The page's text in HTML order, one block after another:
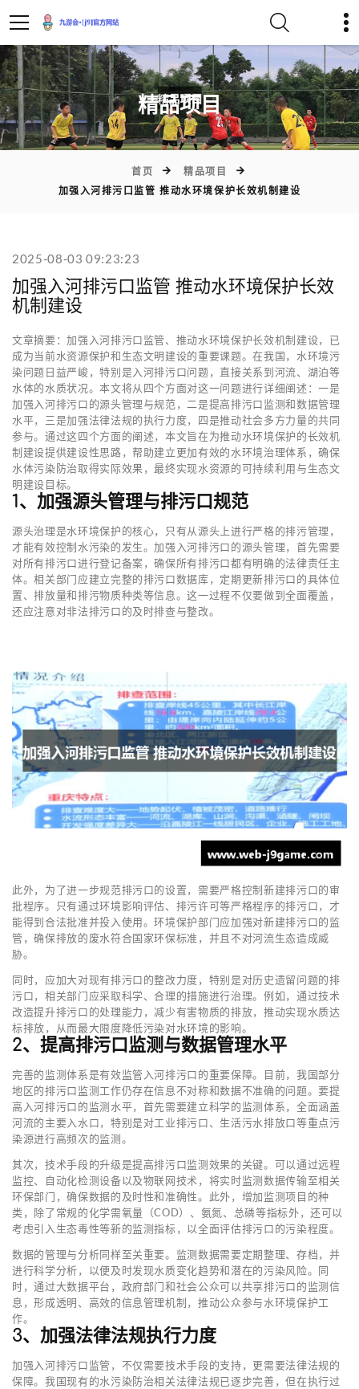
)
精品项目
首页
精品项目
加强入河排污口监管 推动水环境保护长效机制建设
2025-08-03 09:23:23
加强入河排污口监管 推动水环境保护长效
机制建设
文章摘要：加强入河排污口监管、推动水环境保护长效机制建设，已
成为当前水资源保护和生态文明建设的重要课题。在我国，水环境污
染问题日益严峻，特别是入河排污口问题，直接关系到河流、湖泊等
水体的水质状况。本文将从四个方面对这一问题进行详细阐述：一是
加强入河排污口的源头管理与规范，二是提高排污口监测和数据管理
水平，三是加强法律法规的执行力度，四是推动社会多方力量的共同
参与。通过这四个方面的阐述，本文旨在为推动水环境保护的长效机
制建设提供建设性思路，帮助建立更加有效的水环境治理体系，确保
水体污染防治取得实际效果，最终实现水资源的可持续利用与生态文
明建设目标。
1、加强源头管理与排污口规范
源头治理是水环境保护的核心，只有从源头上进行严格的排污管理，
才能有效控制水污染的发生。加强入河排污口的源头管理，首先需要
对所有排污口进行登记备案，确保所有排污口都有明确的法律责任主
体。相关部门应建立完整的排污口数据库，定期更新排污口的具体位
置、排放量和排污物质种类等信息。这一过程不仅要做到全面覆盖，
还应注意对非法排污口的及时排查与整改。
此外，为了进一步规范排污口的设置，需要严格控制新建排污口的审
批程序。只有通过环境影响评估、排污许可等严格程序的排污口，才
能得到合法批准并投入使用。环境保护部门应加强对新建排污口的监
管，确保排放的废水符合国家环保标准，并且不对河流生态造成威
胁。
同时，应加大对现有排污口的整改力度，特别是对历史遗留问题的排
污口，相关部门应采取科学、合理的措施进行治理。例如，通过技术
改造提升排污口的处理能力，减少有害物质的排放，推动实现水质达
标排放，从而最大限度降低污染对水环境的影响。
2、提高排污口监测与数据管理水平
完善的监测体系是有效监管入河排污口的重要保障。目前，我国部分
地区的排污口监测工作仍存在信息不对称和数据不准确的问题。要提
高入河排污口的监测水平，首先需要建立科学的监测体系，全面涵盖
河流的主要入水口，特别是对工业排污口、生活污水排放口等重点污
染源进行高频次的监测。
其次，技术手段的升级是提高排污口监测效果的关键。可以通过远程
监控、自动化检测设备以及物联网技术，将实时监测数据传输至相关
环保部门，确保数据的及时性和准确性。此外，增加监测项目的种
类，除了常规的化学需氧量（COD）、氨氮、总磷等指标外，还可以
考虑引入生态毒性等新的监测指标，以全面评估排污口的污染程度。
数据的管理与分析同样至关重要。监测数据需要定期整理、存档，并
进行科学分析，以便及时发现水质变化趋势和潜在的污染风险。同
时，通过大数据平台，政府部门和社会公众可以共享排污口的监测信
息，形成透明、高效的信息管理机制，推动公众参与水环境保护工
作。
3、加强法律法规执行力度
加强入河排污口监管，不仅需要技术手段的支持，更需要法律法规的
保障。我国现有的水污染防治相关法律法规已逐步完善，但在执行过